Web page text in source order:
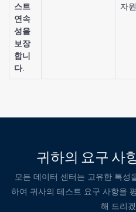
스트
연속
성을
보장
합니
다.
자
귀하의 요구 사
모든 데이터 센터는 고유한 특성
하여 귀사의 테스트 요구 사항을
해 드리